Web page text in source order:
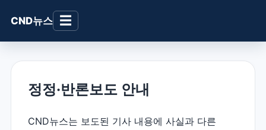
CND뉴스 ☰
정정·반론보도 안내
CND뉴스는 보도된 기사 내용에 사실과 다른